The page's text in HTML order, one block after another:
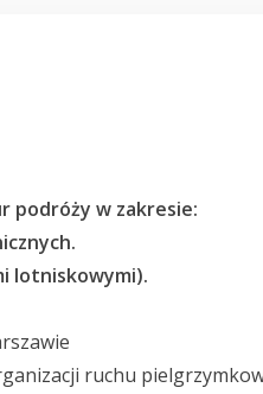
podróży w zakresie:
lotniskowymi).
ruchu